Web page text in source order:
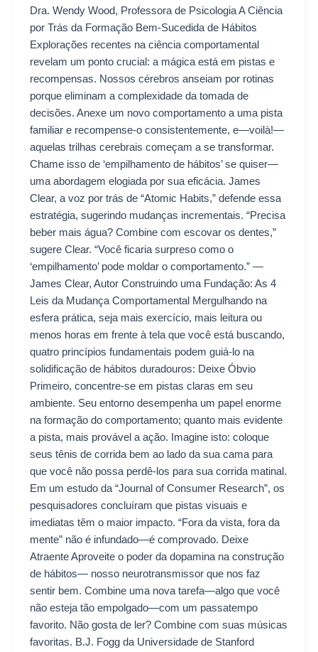
Dra. Wendy Wood, Professora de Psicologia A Ciência
por Trás da Formação Bem-Sucedida de Hábitos
Explorações recentes na ciência comportamental
revelam um ponto crucial: a mágica está em pistas e
recompensas. Nossos cérebros anseiam por rotinas
porque eliminam a complexidade da tomada de
decisões. Anexe um novo comportamento a uma pista
familiar e recompense-o consistentemente, e—voilà!—
aquelas trilhas cerebrais começam a se transformar.
Chame isso de ‘empilhamento de hábitos’ se quiser—
uma abordagem elogiada por sua eficácia. James
Clear, a voz por trás de “Atomic Habits,” defende essa
estratégia, sugerindo mudanças incrementais. “Precisa
beber mais água? Combine com escovar os dentes,”
sugere Clear. “Você ficaria surpreso como o
‘empilhamento’ pode moldar o comportamento.” —
James Clear, Autor Construindo uma Fundação: As 4
Leis da Mudança Comportamental Mergulhando na
esfera prática, seja mais exercício, mais leitura ou
menos horas em frente à tela que você está buscando,
quatro princípios fundamentais podem guiá-lo na
solidificação de hábitos duradouros: Deixe Óbvio
Primeiro, concentre-se em pistas claras em seu
ambiente. Seu entorno desempenha um papel enorme
na formação do comportamento; quanto mais evidente
a pista, mais provável a ação. Imagine isto: coloque
seus tênis de corrida bem ao lado da sua cama para
que você não possa perdê-los para sua corrida matinal.
Em um estudo da “Journal of Consumer Research”, os
pesquisadores concluíram que pistas visuais e
imediatas têm o maior impacto. “Fora da vista, fora da
mente” não é infundado—é comprovado. Deixe
Atraente Aproveite o poder da dopamina na construção
de hábitos— nosso neurotransmissor que nos faz
sentir bem. Combine uma nova tarefa—algo que você
não esteja tão empolgado—com um passatempo
favorito. Não gosta de ler? Combine com suas músicas
favoritas. B.J. Fogg da Universidade de Stanford